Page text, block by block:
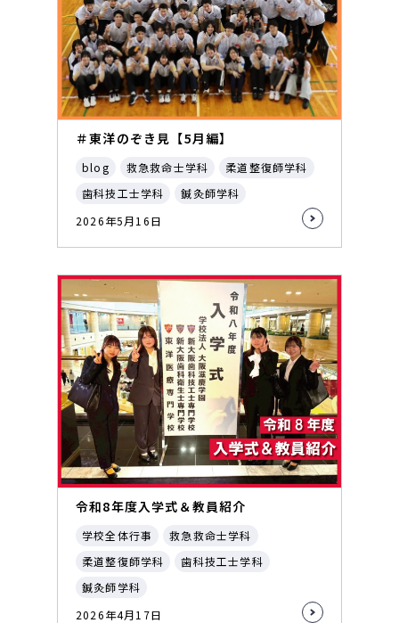
＃東洋のぞき見【5月編】
blog 救急救命士学科
柔道整復師学科
歯科技工士学科
鍼灸師学科
2026年5月16日
令和8年度入学式＆教員紹介
学校全体行事
救急救命士学科
柔道整復師学科
歯科技工士学科
鍼灸師学科
2026年4月17日